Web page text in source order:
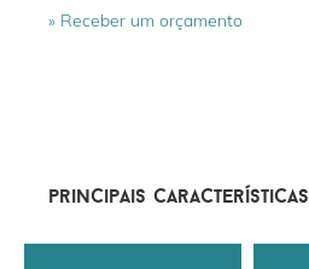
» Receber um orçamento
principais características